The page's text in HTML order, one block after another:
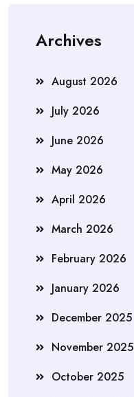
Archives
August 2026
July 2026
June 2026
May 2026
April 2026
March 2026
February 2026
January 2026
December 2025
November 2025
October 2025